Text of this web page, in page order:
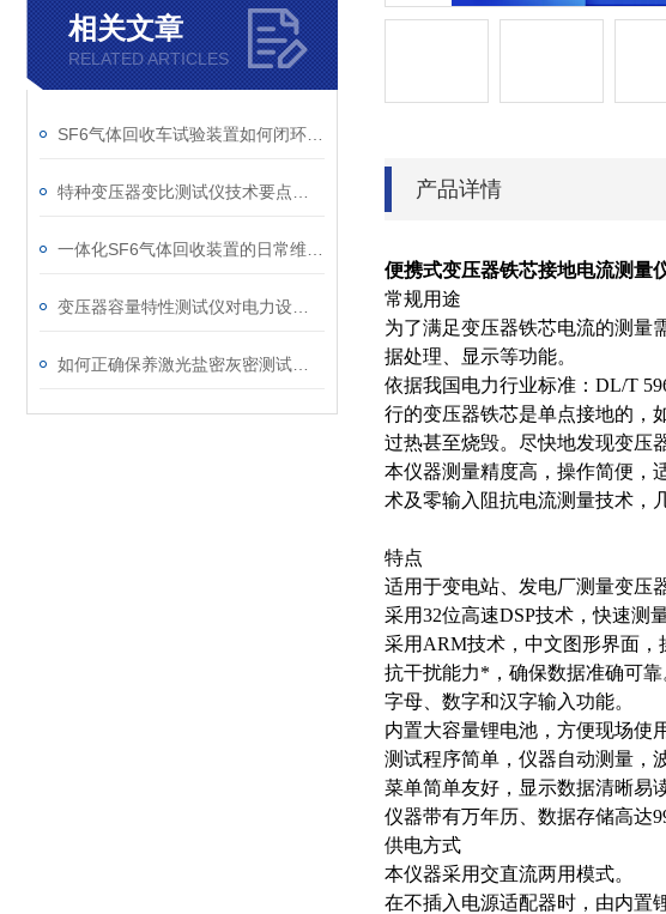
相关文章
RELATED ARTICLES
产品详情
便携式变压器铁芯接地电流测量
常规用途
为了满足变压器铁芯电流的测量
据处理、显示等功能。
依据我国电力行业标准：DL/T
行的变压器铁芯是单点接地的，
过热甚至烧毁。尽快地发现变压
本仪器测量精度高，操作简便，
术及零输入阻抗电流测量技术，
特点
适用于变电站、发电厂测量变压
采用32位高速DSP技术，快速测
采用ARM技术，中文图形界面，
抗干扰能力*，确保数据准确可靠
字母、数字和汉字输入功能。
内置大容量锂电池，方便现场使
测试程序简单，仪器自动测量，
菜单简单友好，显示数据清晰易
仪器带有万年历、数据存储高达
供电方式
本仪器采用交直流两用模式。
在不插入电源适配器时，由内置